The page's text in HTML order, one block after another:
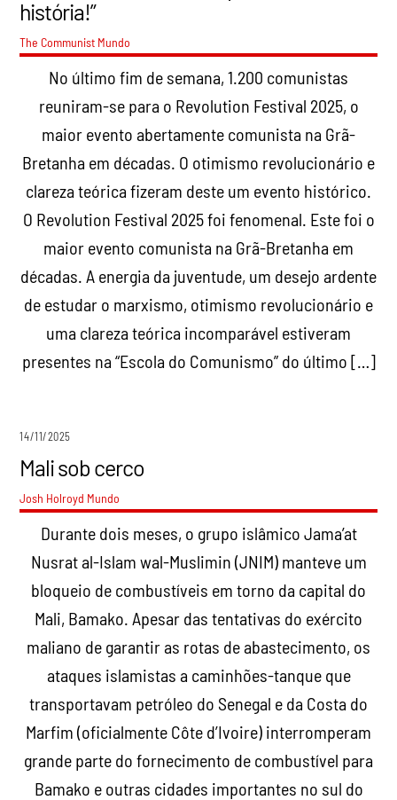
história!”
The Communist Mundo
No último fim de semana, 1.200 comunistas
reuniram-se para o Revolution Festival 2025, o
maior evento abertamente comunista na Grã-
Bretanha em décadas. O otimismo revolucionário e
clareza teórica fizeram deste um evento histórico.
O Revolution Festival 2025 foi fenomenal. Este foi o
maior evento comunista na Grã-Bretanha em
décadas. A energia da juventude, um desejo ardente
de estudar o marxismo, otimismo revolucionário e
uma clareza teórica incomparável estiveram
presentes na “Escola do Comunismo” do último […]
14/11/2025
Mali sob cerco
Josh Holroyd Mundo
Durante dois meses, o grupo islâmico Jama’at
Nusrat al-Islam wal-Muslimin (JNIM) manteve um
bloqueio de combustíveis em torno da capital do
Mali, Bamako. Apesar das tentativas do exército
maliano de garantir as rotas de abastecimento, os
ataques islamistas a caminhões-tanque que
transportavam petróleo do Senegal e da Costa do
Marfim (oficialmente Côte d’Ivoire) interromperam
grande parte do fornecimento de combustível para
Bamako e outras cidades importantes no sul do